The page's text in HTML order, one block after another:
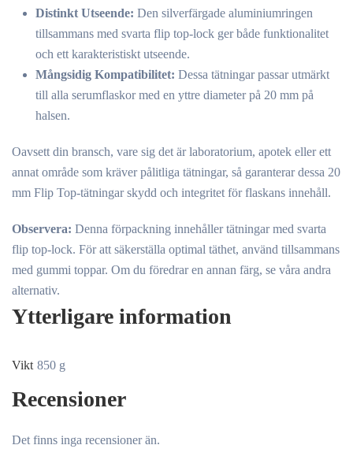
Distinkt Utseende: Den silverfärgade aluminiumringen
tillsammans med svarta flip top-lock ger både funktionalitet
och ett karakteristiskt utseende.
Mångsidig Kompatibilitet: Dessa tätningar passar utmärkt
till alla serumflaskor med en yttre diameter på 20 mm på
halsen.
Oavsett din bransch, vare sig det är laboratorium, apotek eller ett
annat område som kräver pålitliga tätningar, så garanterar dessa 20
mm Flip Top-tätningar skydd och integritet för flaskans innehåll.
Observera: Denna förpackning innehåller tätningar med svarta
flip top-lock. För att säkerställa optimal täthet, använd tillsammans
med gummi toppar. Om du föredrar en annan färg, se våra andra
alternativ.
Ytterligare information
Vikt 850 g
Recensioner
Det finns inga recensioner än.